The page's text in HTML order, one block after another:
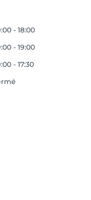
- 18:00
- 19:00
- 17:30